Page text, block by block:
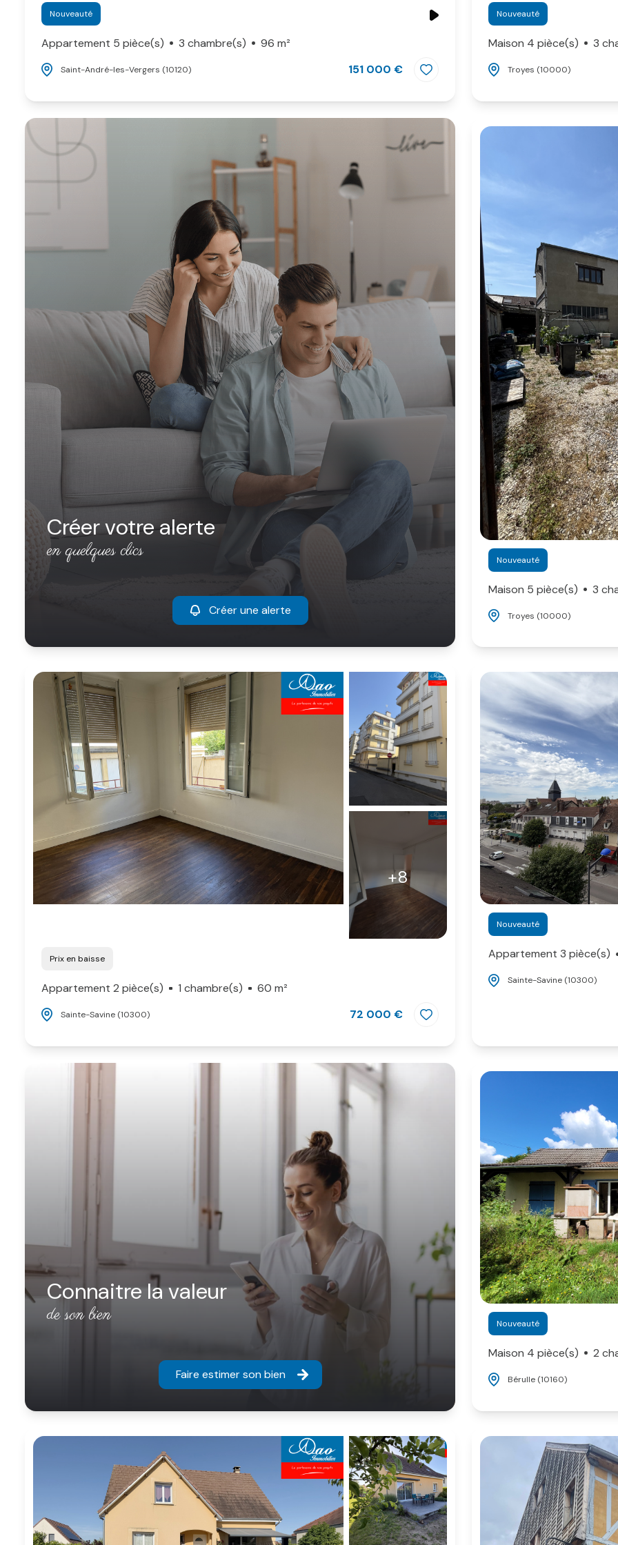
Nouveauté
Appartement 5 pièce(s) 3 chambre(s) 96 m²
Saint-André-les-Vergers (10120) 151 000 €
Nouveauté
Maison 4 pièce(s) 3
Troyes (10000)
Créer votre alerte
en quelques clics
Créer une alerte
Nouveauté
Maison 5 pièce(s) 3
Troyes (10000)
+8
Prix en baisse
Appartement 2 pièce(s) 1 chambre(s) 60 m²
Sainte-Savine (10300) 72 000 €
Nouveauté
Appartement 3 pièce(s)
Sainte-Savine (10300)
Connaitre la valeur
de son bien
Faire estimer son bien
Nouveauté
Maison 4 pièce(s) 2
Bérulle (10160)